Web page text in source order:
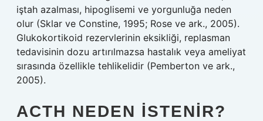
iştah azalması, hipoglisemi ve yorgunluğa neden
olur (Sklar ve Constine, 1995; Rose ve ark., 2005).
Glukokortikoid rezervlerinin eksikliği, replasman
tedavisinin dozu artırılmazsa hastalık veya ameliyat
sırasında özellikle tehlikelidir (Pemberton ve ark.,
2005).
ACTH NEDEN ISTENIR?